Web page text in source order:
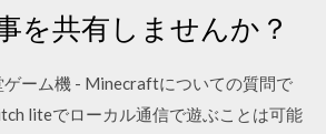
を共有しませんか？
ゲーム機 - Minecraftについての質問で
liteでローカル通信で遊ぶことは可能